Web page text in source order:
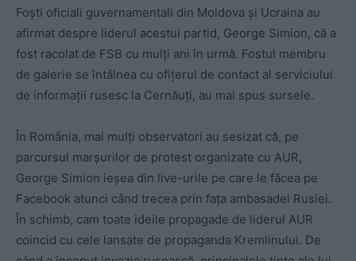
Foști oficiali guvernamentali din Moldova și Ucraina au
afirmat despre liderul acestui partid, George Simion, că a
fost racolat de FSB cu mulți ani în urmă. Fostul membru
de galerie se întâlnea cu ofițerul de contact al serviciului
de informații rusesc la Cernăuți, au mai spus sursele.
În România, mai mulți observatori au sesizat că, pe
parcursul marșurilor de protest organizate cu AUR,
George Simion ieșea din live-urile pe care le făcea pe
Facebook atunci când trecea prin fața ambasadei Rusiei.
În schimb, cam toate ideile propagade de liderul AUR
coincid cu cele lansate de propaganda Kremlinului. De